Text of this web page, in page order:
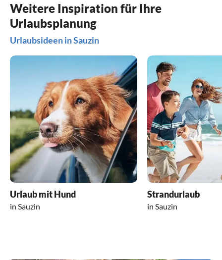
Weitere Inspiration für Ihre
Urlaubsplanung
Urlaubsideen in Sauzin
Urlaub mit Hund
in Sauzin
Strandurlaub
in Sauzin